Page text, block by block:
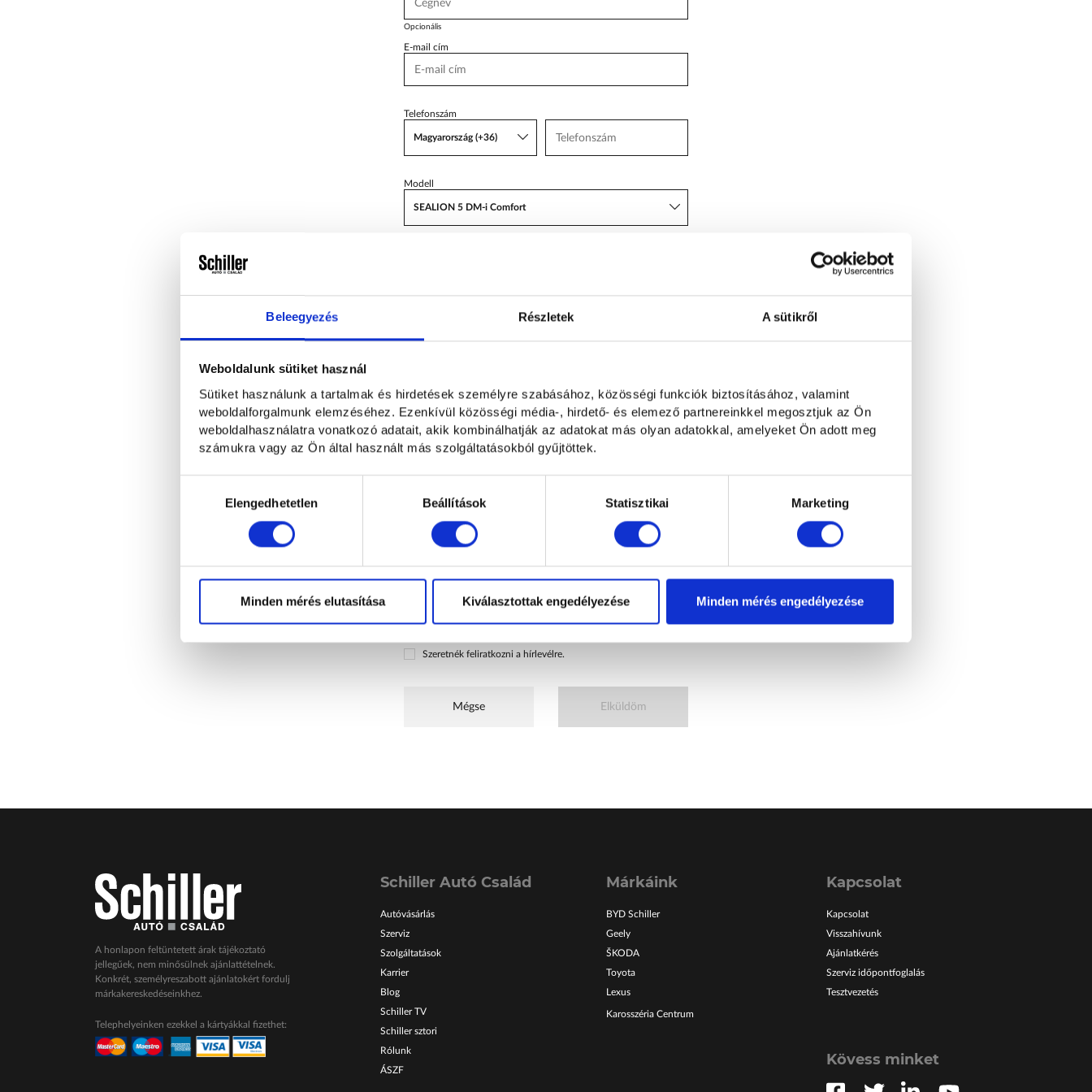
Beleegyezés Részletek A sütikről
Weboldalunk sütiket használ
Sütiket használunk a tartalmak és hirdetések személyre szabásához, közösségi funkciók biztosításához, valamint
weboldalforgalmunk elemzéséhez. Ezenkívül közösségi média-, hirdető- és elemező partnereinkkel megosztjuk az Ön
weboldalhasználatra vonatkozó adatait, akik kombinálhatják az adatokat más olyan adatokkal, amelyeket Ön adott meg
számukra vagy az Ön által használt más szolgáltatásokból gyűjtöttek.
kiválasztásaElengedhetetlen Beállítások Statisztikai Marketing
Minden mérés elutasítása Kiválasztottak engedélyezése Minden mérés engedélyezése
Karosszéria
Opcionális
E-mail cím
Telefonszám
Magyarország (+36)
Modell
SEALION 5 DM-i Comfort
Opcionális 0 /500 karakter
Hogyan kereshetünk?
Emailben és telefonon E-mailben
Adatvédelmi nyilatkozatban foglaltaknak megfelelően.
Szeretnék feliratkozni a hírlevélre.
Mégse Elküldöm
A honlapon feltüntetett árak tájékoztató
jellegűek, nem minősülnek ajánlattételnek.
Konkrét, személyreszabott ajánlatokért fordulj
márkakereskedéseinkhez.
Telephelyeinken ezekkel a kártyákkal fizethet:
Schiller Autó Család
Autóvásárlás
Szerviz
Szolgáltatások
Karrier
Blog
Schiller TV
Schiller sztori
Rólunk
ÁSZF
Márkáink
BYD Schiller
Geely
ŠKODA
Toyota
Lexus
Karosszéria Centrum
Kapcsolat
Kapcsolat
Visszahívunk
Ajánlatkérés
Szerviz időpontfoglalás
Tesztvezetés
Kövess minket